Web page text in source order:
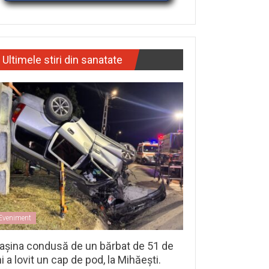
Ultimele stiri din sanatate
condusă de un bărbat de 51 de
a lovit un cap de pod, la Mihăești.